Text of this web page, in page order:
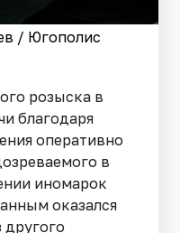
/ Югополис
розыска в
благодаря
оперативно
в
иномарок
оказался
другого